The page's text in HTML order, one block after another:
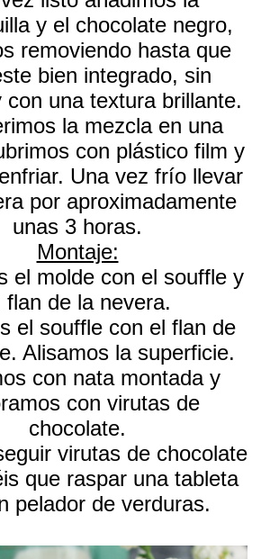
y el chocolate negro,
removiendo hasta que
bien integrado, sin
con una textura brillante.
la mezcla en una
con plástico film y
Una vez frío llevar
por aproximadamente
unas 3 horas.
Montaje:
el molde con el souffle y
flan de la nevera.
el souffle con el flan de
Alisamos la superficie.
con nata montada y
con virutas de
chocolate.
virutas de chocolate
que raspar una tableta
pelador de verduras.